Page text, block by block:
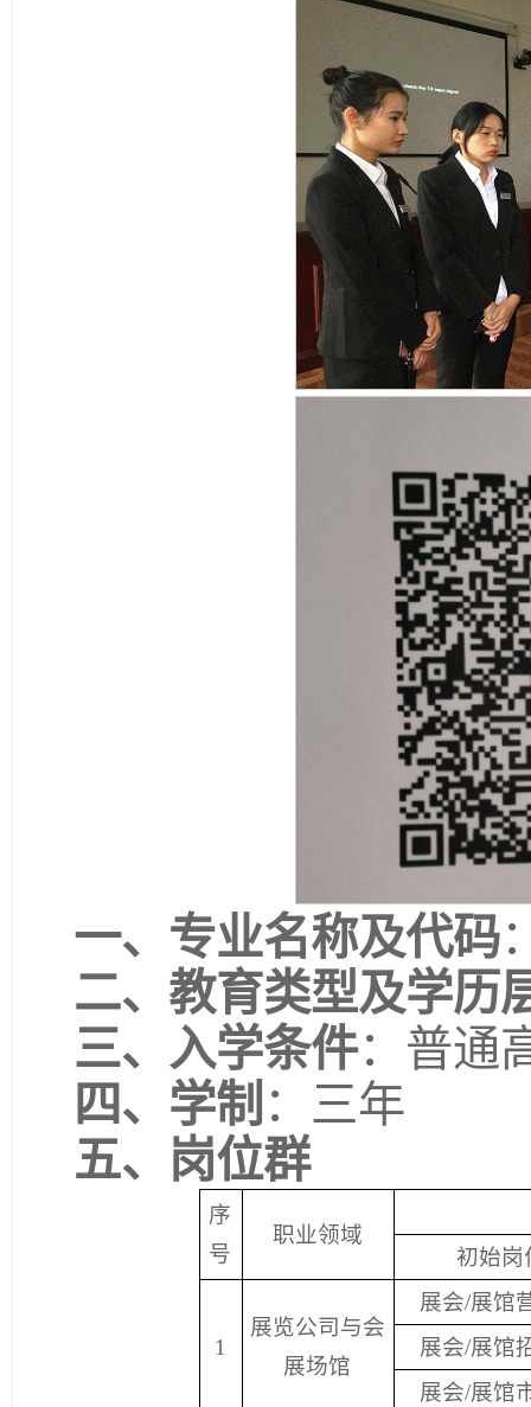
一、专业名称及代码
二、教育类型及学历
三、入学条件：普通
四、学制 ：三年
五、岗位群
序
号
职业领域
初始岗
1
展览公司与会
展场馆
展会/展馆
展会/展馆
展会/展馆